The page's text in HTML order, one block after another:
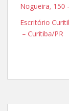
Nogueira, 150
Escritório
– Curitiba/PR